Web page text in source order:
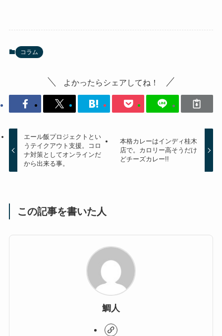
コラム
よかったらシェアしてね！
エール飯プロジェクトとい
うテイクアウト支援。コロ
ナ対策としてオンラインだ
から出来る事。
本格カレーはインディ桂木
店で。カロリー高そうだけ
どチーズカレー!!
この記事を書いた人
鯛人